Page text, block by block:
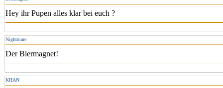
Hey ihr Pupen alles klar bei euch ?
Nightmare
Der Biermagnet!
KHAN